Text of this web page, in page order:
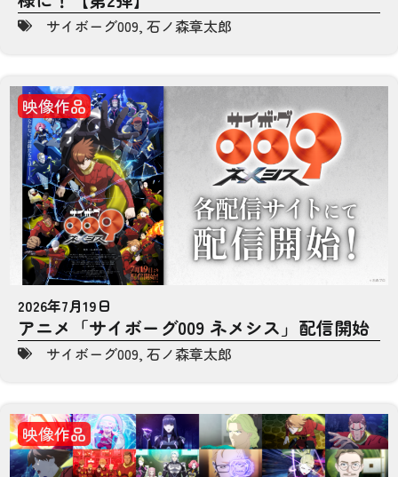
サイボーグ009, 石ノ森章太郎
映像作品
2026年7月19日
アニメ「サイボーグ009 ネメシス」配信開始
サイボーグ009, 石ノ森章太郎
映像作品